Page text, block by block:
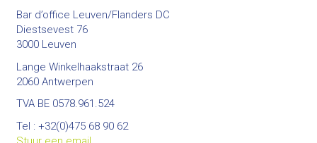
Bar d’office Leuven/Flanders DC
Diestsevest 76
3000 Leuven
Lange Winkelhaakstraat 26
2060 Antwerpen
TVA BE 0578.961.524
Tel : +32(0)475 68 90 62